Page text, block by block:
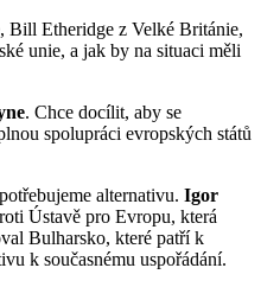
Bill Etheridge z Velké Británie,
unie, a jak by na situaci měli
. Chce docílit, aby se
spolupráci evropských států
alternativu. Igor
Ústavě pro Evropu, která
Bulharsko, které patří k
k současnému uspořádání.